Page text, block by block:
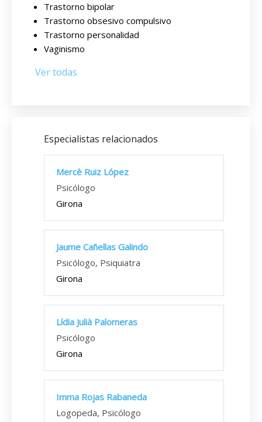
Trastorno bipolar
Trastorno obsesivo compulsivo
Trastorno personalidad
Vaginismo
Ver todas
Especialistas relacionados
Mercè Ruiz López
Psicólogo
Girona
Jaume Cañellas Galindo
Psicólogo, Psiquiatra
Girona
Lídia Julià Palomeras
Psicólogo
Girona
Imma Rojas Rabaneda
Logopeda, Psicólogo